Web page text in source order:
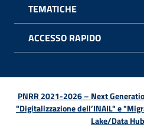
TEMATICHE
ACCESSO RAPIDO
PNRR 2021-2026 – Next
"Digitalizzazione dell’INAIL" e
Lake/Data